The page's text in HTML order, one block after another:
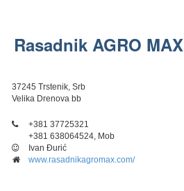
Rasadnik AGRO MAX
37245 Trstenik, Srb
Velika Drenova bb
+381 37725321
+381 638064524, Mob
Ivan Đurić
www.rasadnikagromax.com/